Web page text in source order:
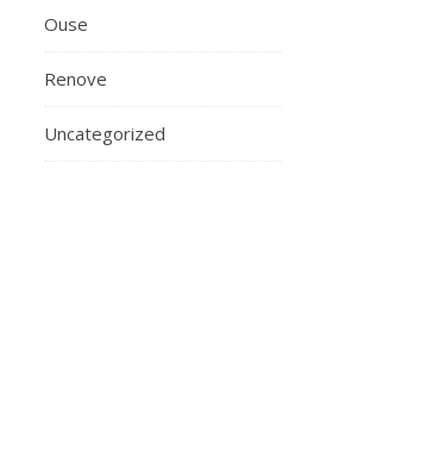
Ouse
Renove
Uncategorized